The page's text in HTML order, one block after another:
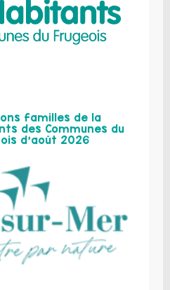
familles de la
des Communes du
d’août 2026